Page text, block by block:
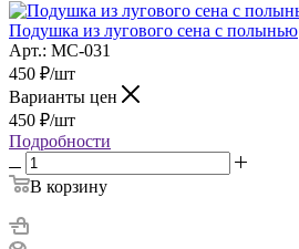
Подушка из лугового сена с полынью
Арт.: МС-031
450 ₽/шт
Варианты цен
450 ₽/шт
Подробности
В корзину